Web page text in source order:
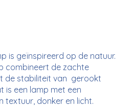
is geïnspireerd op de natuur.
combineert de zachte
de stabiliteit van gerookt
is een lamp met een
textuur, donker en licht.